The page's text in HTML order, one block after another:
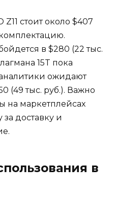
Z11 стоит около $407
комплектацию.
в $280 (22 тыс.
15T пока
ожидают
(49 тыс. руб.). Важно
на маркетплейсах
доставку и
в